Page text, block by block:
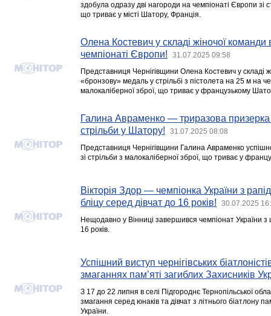
здобула одразу дві нагороди на чемпіонаті Європи зі
що триває у місті Шатору, Франція.
Олена Костевич у складі жіночої
чемпіонаті Європи!
31.07.2025 09:58
Представниця Чернігівщини Олена Костевич у складі
«бронзову» медаль у стрільбі з пістолета на 25 м на
малокаліберної зброї, що триває у французькому
Галина Авраменко — триразова призерка
стрільби у Шатору!
31.07.2025 08:08
Представниця Чернігівщини Галина Авраменко
зі стрільби з малокаліберної зброї, що триває у
Вікторія Здор — чемпіонка України з
бліцу серед дівчат до 16 років!
30.07.2025
Нещодавно у Вінниці завершився чемпіонат України з
16 років.
Успішний виступ чернігівських
змаганнях пам’яті загиблих Захисників
З 17 до 22 липня в селі Підгороднє Тернопільської
змагання серед юнаків та дівчат з літнього біатлону
України.